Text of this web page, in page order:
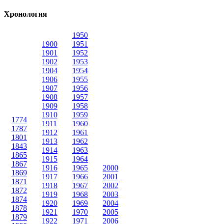
Хронология
1774
1787
1801
1843
1865
1867
1869
1871
1872
1874
1878
1879
1900
1901
1902
1904
1906
1907
1908
1909
1910
1911
1912
1913
1914
1915
1916
1917
1918
1919
1920
1921
1922
1950
1951
1952
1953
1954
1955
1956
1957
1958
1959
1960
1961
1962
1963
1964
1965
1966
1967
1968
1969
1970
1971
2000
2001
2002
2003
2004
2005
2006